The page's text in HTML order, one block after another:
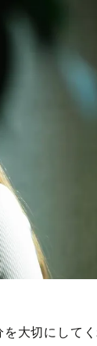
大切にして